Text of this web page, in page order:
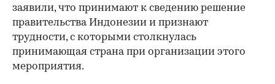
заявили, что принимают к сведению решение
правительства Индонезии и признают
трудности, с которыми столкнулась
принимающая страна при организации этого
мероприятия.